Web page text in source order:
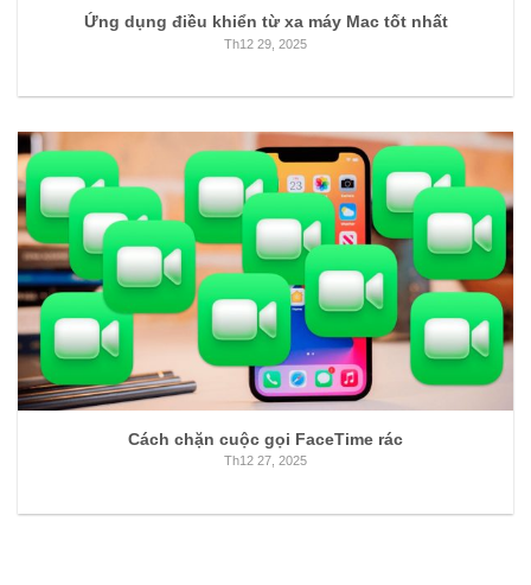
Ứng dụng điều khiển từ xa máy Mac tốt nhất
Th12 29, 2025
Cách chặn cuộc gọi FaceTime rác
Th12 27, 2025